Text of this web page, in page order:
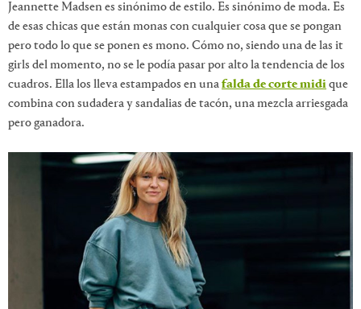
Jeannette Madsen es sinónimo de estilo. Es sinónimo de moda. Es
de esas chicas que están monas con cualquier cosa que se pongan
pero todo lo que se ponen es mono. Cómo no, siendo una de las it
girls del momento, no se le podía pasar por alto la tendencia de los
cuadros. Ella los lleva estampados en unafalda de corte midique
combina con sudadera y sandalias de tacón, una mezcla arriesgada
pero ganadora.